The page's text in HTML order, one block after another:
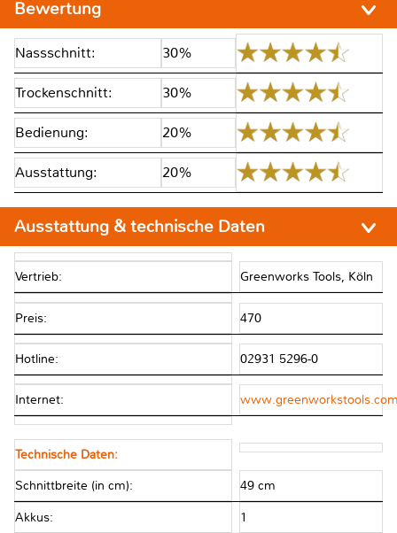
Bewertung
Nassschnitt: 30%
Trockenschnitt: 30%
Bedienung: 20%
Ausstattung: 20%
Ausstattung & technische Daten
Vertrieb: Greenworks Tools, Köln
Preis: 470
Hotline: 02931 5296-0
Internet:
Technische Daten:
Schnittbreite (in cm): 49 cm
Akkus: 1